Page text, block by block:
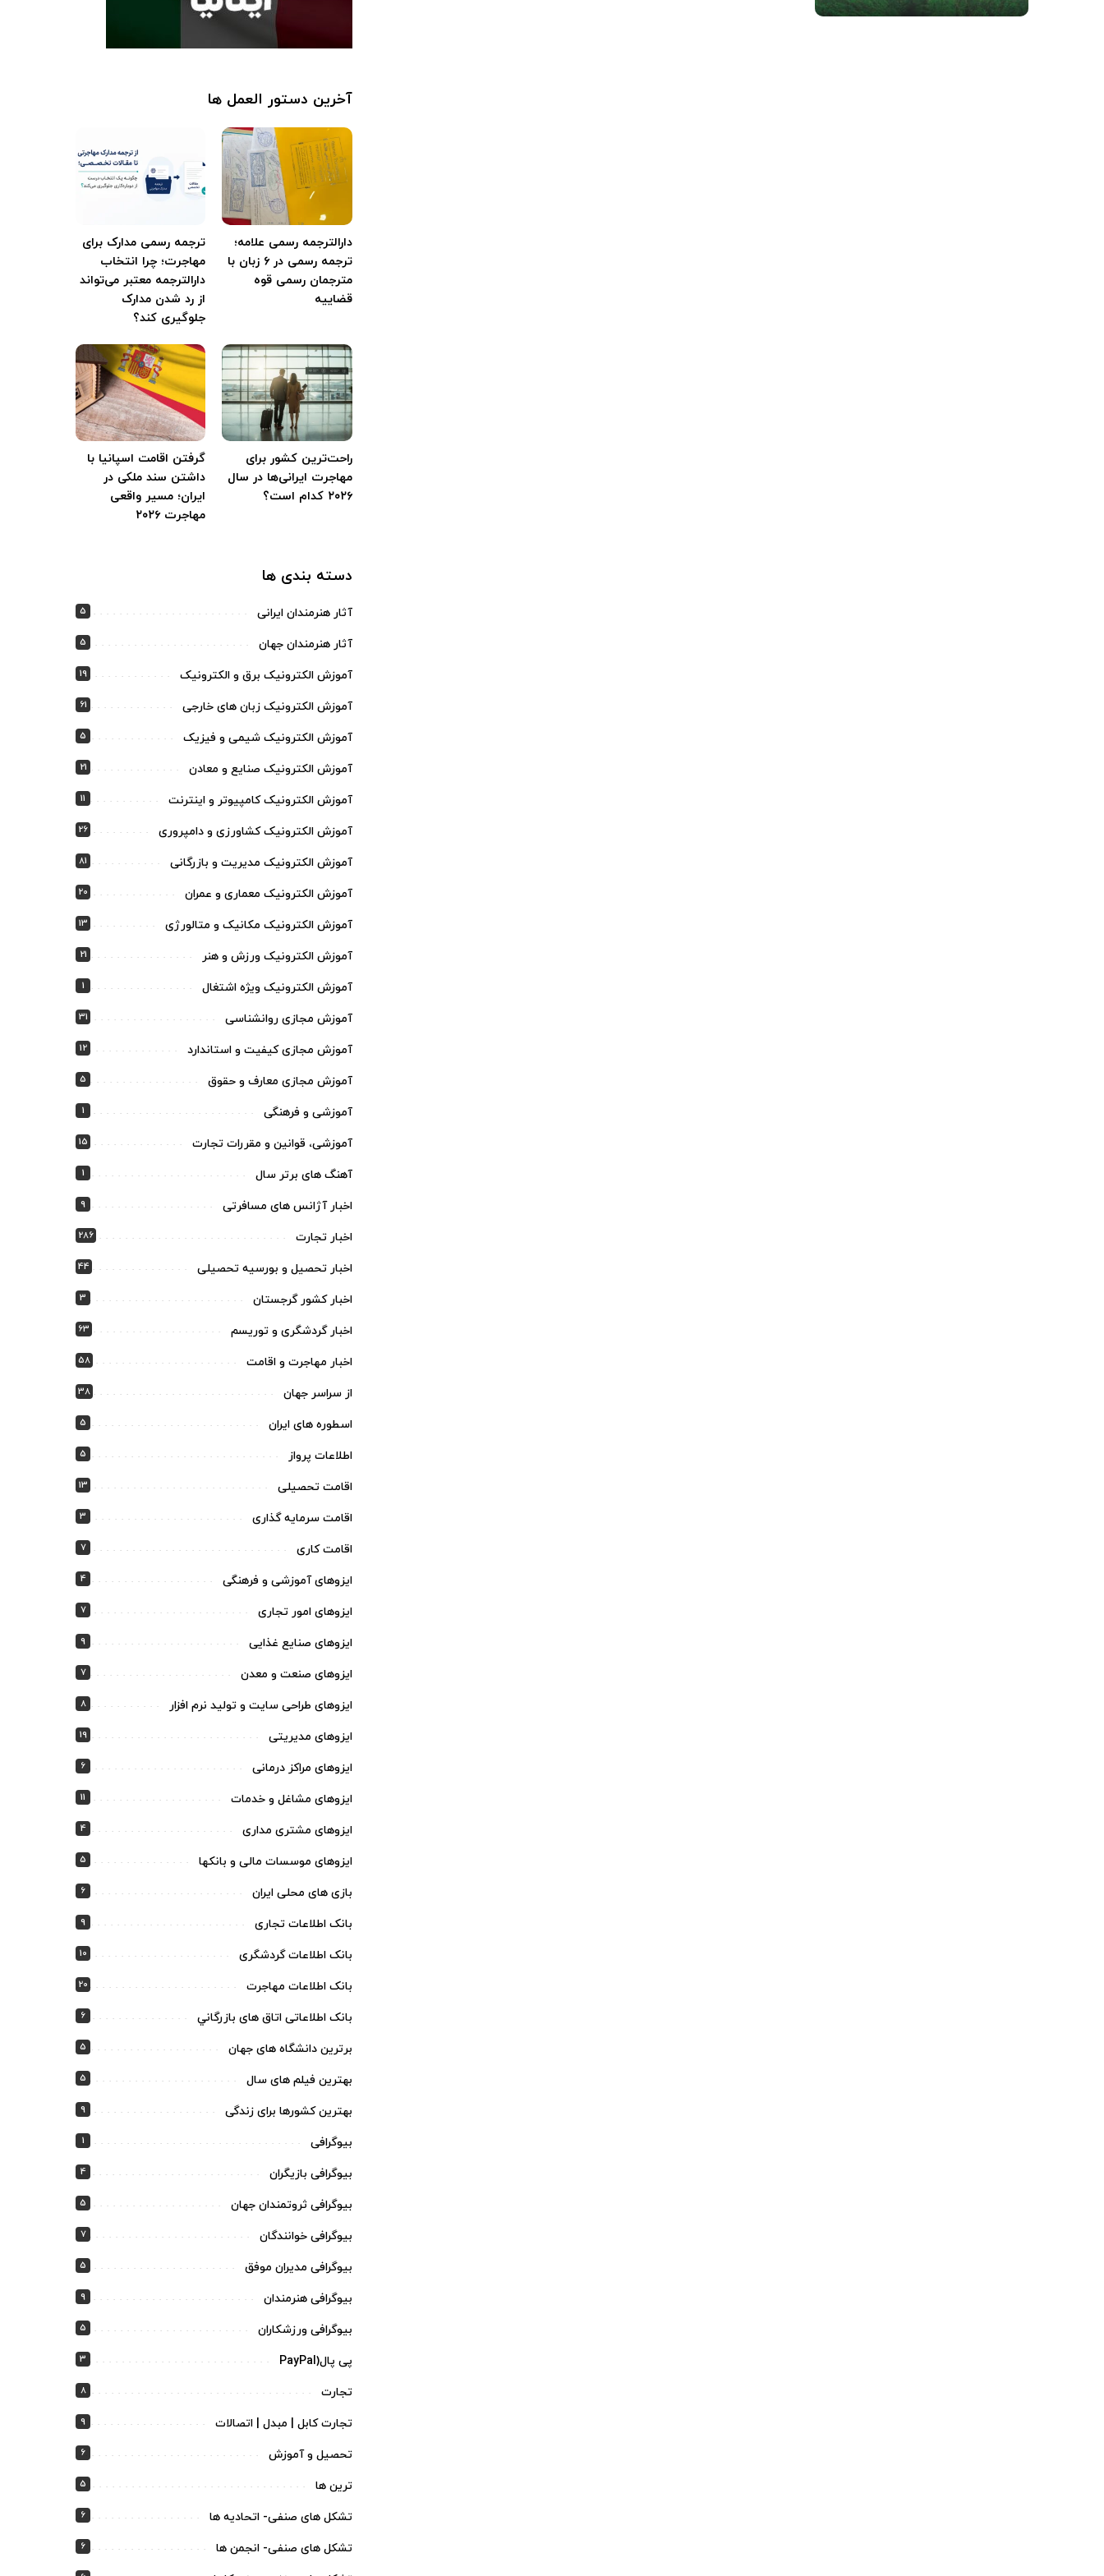
آخرین دستور العمل ها
دارالترجمه رسمی علامه؛
ترجمه رسمی در ۶ زبان با
مترجمان رسمی قوه
قضاییه
ترجمه رسمی مدارک برای
مهاجرت؛ چرا انتخاب
دارالترجمه معتبر می‌تواند
از رد شدن مدارک
جلوگیری کند؟
راحت‌ترین کشور برای
مهاجرت ایرانی‌ها در سال
۲۰۲۶ کدام است؟
گرفتن اقامت اسپانیا با
داشتن سند ملکی در
ایران؛ مسیر واقعی
مهاجرت ۲۰۲۶
دسته بندی ها
آثار هنرمندان ایرانی 5
آثار هنرمندان جهان 5
آموزش الکترونیک برق و الکترونیک 19
آموزش الکترونیک زبان های خارجی 61
آموزش الکترونیک شیمی و فیزیک 5
آموزش الکترونیک صنایع و معادن 21
آموزش الکترونیک کامپیوتر و اینترنت 11
آموزش الکترونیک کشاورزی و دامپروری 26
آموزش الکترونیک مدیریت و بازرگانی 81
آموزش الکترونیک معماری و عمران 20
آموزش الکترونیک مکانیک و متالورژی 13
آموزش الکترونیک ورزش و هنر 21
آموزش الکترونیک ویژه اشتغال 1
آموزش مجازی روانشناسی 31
آموزش مجازی کیفیت و استاندارد 12
آموزش مجازی معارف و حقوق 5
آموزشی و فرهنگی 1
آموزشی، قوانین و مقررات تجارت 15
آهنگ های برتر سال 1
اخبار آژانس های مسافرتی 9
اخبار تجارت 286
اخبار تحصیل و بورسیه تحصیلی 44
اخبار کشور گرجستان 3
اخبار گردشگری و توریسم 63
اخبار مهاجرت و اقامت 58
از سراسر جهان 38
اسطوره های ایران 5
اطلاعات پرواز 5
اقامت تحصیلی 13
اقامت سرمایه گذاری 3
اقامت کاری 7
ایزوهای آموزشی و فرهنگی 4
ایزوهای امور تجاری 7
ایزوهای صنایع غذایی 9
ایزوهای صنعت و معدن 7
ایزوهای طراحی سایت و تولید نرم افزار 8
ایزوهای مدیریتی 19
ایزوهای مراکز درمانی 6
ایزوهای مشاغل و خدمات 11
ایزوهای مشتری مداری 4
ایزوهای موسسات مالی و بانکها 5
بازی های محلی ایران 6
بانک اطلاعات تجاری 9
بانک اطلاعات گردشگری 10
بانک اطلاعات مهاجرت 20
بانک اطلاعاتی اتاق های بازرگاني 6
برترین دانشگاه های جهان 5
بهترین فیلم های سال 5
بهترین کشورها برای زندگی 9
بیوگرافی 1
بیوگرافی بازیگران 4
بیوگرافی ثروتمندان جهان 5
بیوگرافی خوانندگان 7
بیوگرافی مدیران موفق 5
بیوگرافی هنرمندان 9
بیوگرافی ورزشکاران 5
پی پال(PayPal 3
تجارت 8
تجارت کابل | مبدل | اتصالات 9
تحصیل و آموزش 6
ترین ها 5
تشکل های صنفی- اتحادیه ها 6
تشکل های صنفی- انجمن ها 6